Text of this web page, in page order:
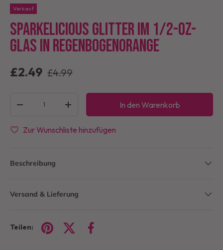
Verkauf
Sparkelicious Glitter im 1/2-oz-
Glas in Regenbogenorange
£2.49 £4.99
-
+ In den Warenkorb
Zur Wunschliste hinzufügen
Beschreibung
Versand & Lieferung
Teilen: